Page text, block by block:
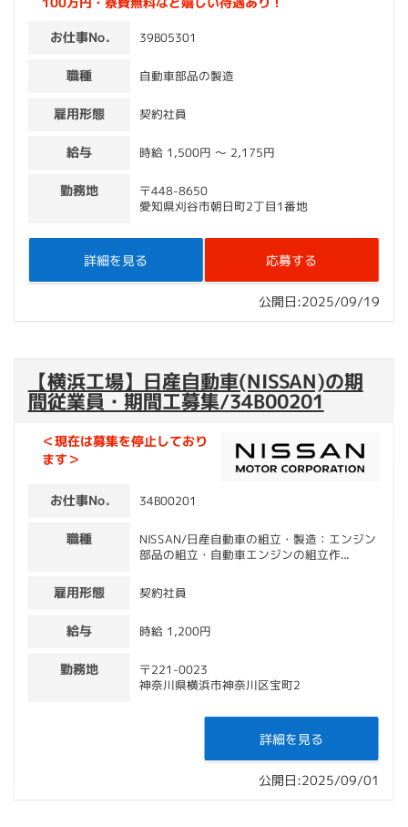
お仕事No. 39B05301
職種 自動車部品の製造
雇用形態 契約社員
給与 時給 1,500円 〜 2,175円
勤務地 〒448-8650
愛知県刈谷市朝日町2丁目1番地
応募する
詳細を見る
公開日:2025/09/19
【横浜工場】日産自動車(NISSAN)の期
間従業員・期間工募集/34B00201
＜現在は募集を停止しており
ます＞
お仕事No. 34B00201
職種 NISSAN/日産自動車の組立・製造：エンジン
部品の組立・自動車エンジンの組立作...
雇用形態 契約社員
給与 時給 1,200円
勤務地 〒221-0023
神奈川県横浜市神奈川区宝町2
詳細を見る
公開日:2025/09/01